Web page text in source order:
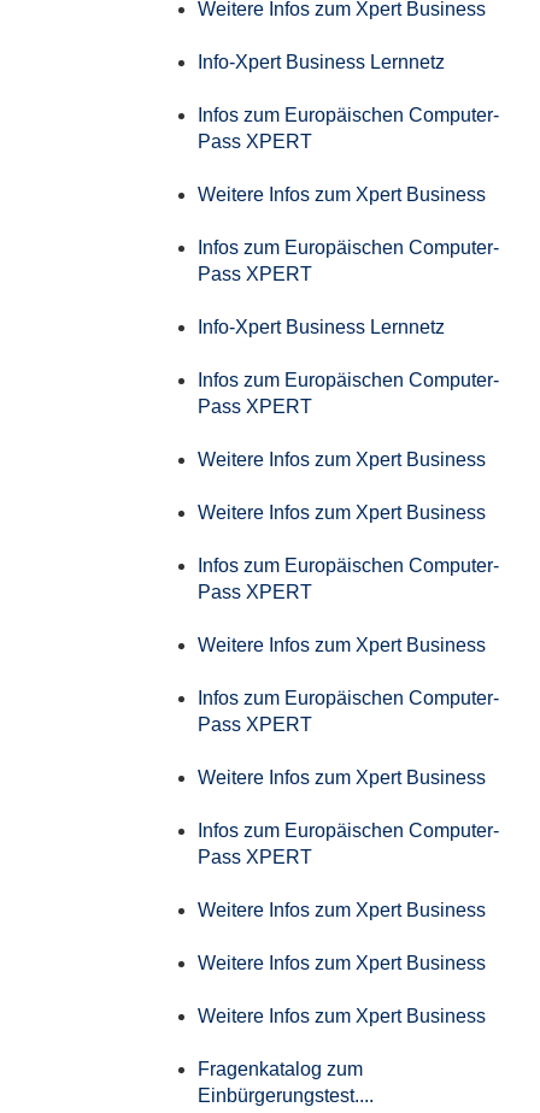
Weitere Infos zum Xpert Business
Info-Xpert Business Lernnetz
Infos zum Europäischen Computer-
Pass XPERT
Weitere Infos zum Xpert Business
Infos zum Europäischen Computer-
Pass XPERT
Info-Xpert Business Lernnetz
Infos zum Europäischen Computer-
Pass XPERT
Weitere Infos zum Xpert Business
Weitere Infos zum Xpert Business
Infos zum Europäischen Computer-
Pass XPERT
Weitere Infos zum Xpert Business
Infos zum Europäischen Computer-
Pass XPERT
Weitere Infos zum Xpert Business
Infos zum Europäischen Computer-
Pass XPERT
Weitere Infos zum Xpert Business
Weitere Infos zum Xpert Business
Weitere Infos zum Xpert Business
Fragenkatalog zum
Einbürgerungstest....